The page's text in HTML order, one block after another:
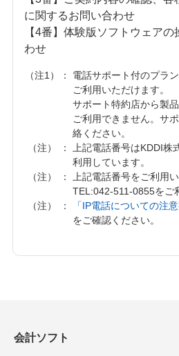
に関するお問い合わせ
【4番】体験版ソフトウェア
わせ
（注1）
電話サポート付のプラ
ご利用いただけます。
サポート特約店から製
ご利用できません。サ
絡ください。
（注）
上記電話番号はKDDI株
利用しています。
（注）
上記電話番号をご利用
TEL:042-511-0855をご
（注）
「IP電話についての注
をご確認ください。
会計ソフト